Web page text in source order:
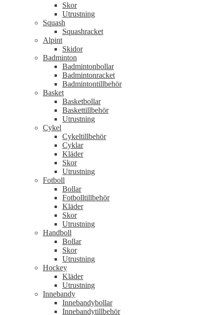
Skor
Utrustning
Squash
Squashracket
Alpint
Skidor
Badminton
Badmintonbollar
Badmintonracket
Badmintontillbehör
Basket
Basketbollar
Baskettillbehör
Utrustning
Cykel
Cykeltillbehör
Cyklar
Kläder
Skor
Utrustning
Fotboll
Bollar
Fotbolltillbehör
Kläder
Skor
Utrustning
Handboll
Bollar
Skor
Utrustning
Hockey
Kläder
Utrustning
Innebandy
Innebandybollar
Innebandytillbehör